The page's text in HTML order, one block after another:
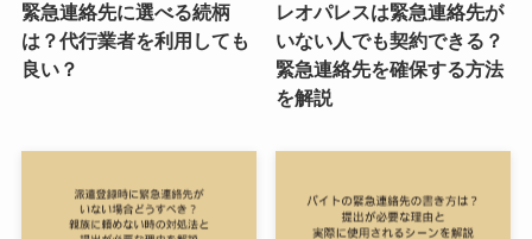
緊急連絡先に選べる続柄
は？代行業者を利用しても
良い？
レオパレスは緊急連絡先が
いない人でも契約できる？
緊急連絡先を確保する方法
を解説